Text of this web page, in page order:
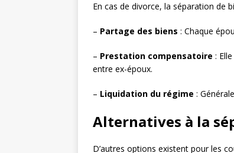
En cas de divorce, la séparation de
– Partage des biens : Chaque
– Prestation compensatoire :
entre ex-époux.
– Liquidation du régime :
Alternatives à la
D’autres options existent pour les